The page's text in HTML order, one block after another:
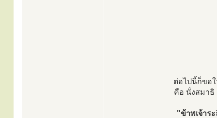
ต่อไปนี้ก็ขอ
คือ นั่งสมาธิ
"ข้าพเจ้าร